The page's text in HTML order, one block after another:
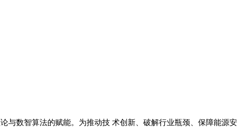
与数智算法的赋能。为推动技 术创新、破解行业瓶颈、保障能源安